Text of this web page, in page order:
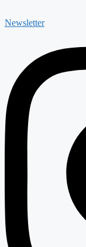
Newsletter